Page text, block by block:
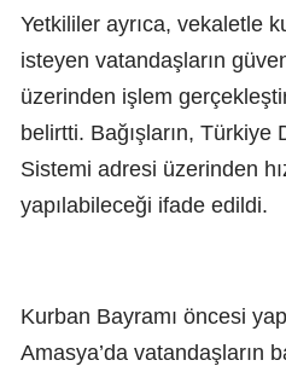
Yetkililer ayrıca, vekaletle
isteyen vatandaşların
üzerinden işlem
belirtti. Bağışların, Türkiye
Sistemi adresi üzerinden
yapılabileceği ifade edildi.
Kurban Bayramı öncesi
Amasya’da vatandaşların